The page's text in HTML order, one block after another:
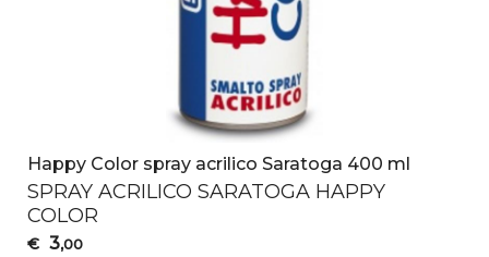
Happy Color spray acrilico Saratoga 400 ml
SPRAY ACRILICO SARATOGA HAPPY
COLOR
€ 3,00